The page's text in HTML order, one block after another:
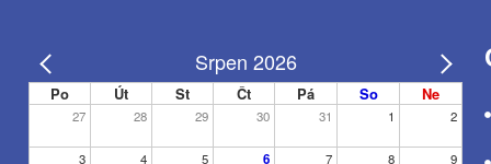
Srpen 2026
Po Út St Čt Pá So Ne
27 28 29 30 31 1 2
3 4 5 6 7 8 9